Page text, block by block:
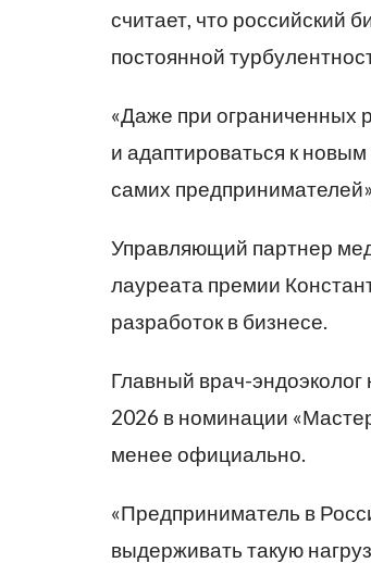
считает, что российский
постоянной
«Даже при ограниченных
и адаптироваться к
самих
Управляющий партнер
лауреата премии
разработок в бизнесе.
Главный врач-
2026 в номинации
менее официально.
«Предприниматель в
выдерживать такую